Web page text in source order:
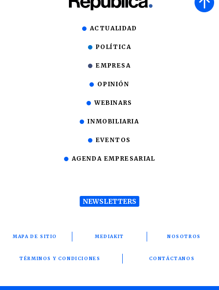
ACTUALIDAD
POLÍTICA
EMPRESA
OPINIÓN
WEBINARS
INMOBILIARIA
EVENTOS
AGENDA EMPRESARIAL
NEWSLETTERS
MAPA DE SITIO MEDIAKIT NOSOTROS
TÉRMINOS Y CONDICIONES CONTÁCTANOS